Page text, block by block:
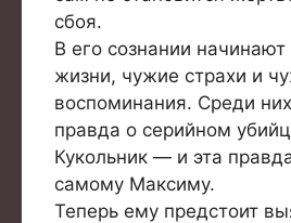
сбоя.
В его сознании
жизни, чужие страхи и
воспоминания. Среди
правда о серийном
Кукольник — и эта
самому Максиму.
Теперь ему предстоит